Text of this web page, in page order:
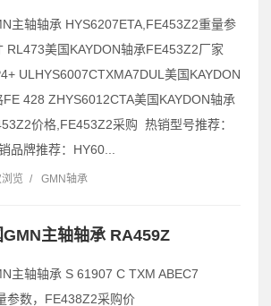
主轴轴承 HYS6207ETA,FE453Z2重量参
RL473美国KAYDON轴承FE453Z2厂家
ULHYS6007CTXMA7DUL美国KAYDON
428 ZHYS6012CTA美国KAYDON轴承
价格,FE453Z2采购 热销型号推荐：
品牌推荐：HY60...
览 / GMN轴承
主轴轴承 RA459Z
主轴轴承 S 61907 C TXM ABEC7
参数，FE438Z2采购价